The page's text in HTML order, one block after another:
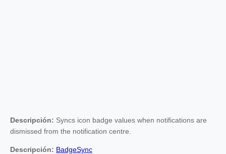
Descripción: Syncs icon badge values when notifications are
dismissed from the notification centre.
Descripción: BadgeSync